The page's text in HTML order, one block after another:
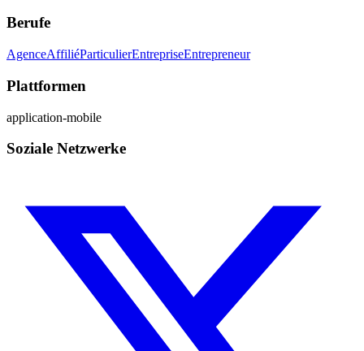
Berufe
AgenceAffiliéParticulierEntrepriseEntrepreneur
Plattformen
application-mobile
Soziale Netzwerke